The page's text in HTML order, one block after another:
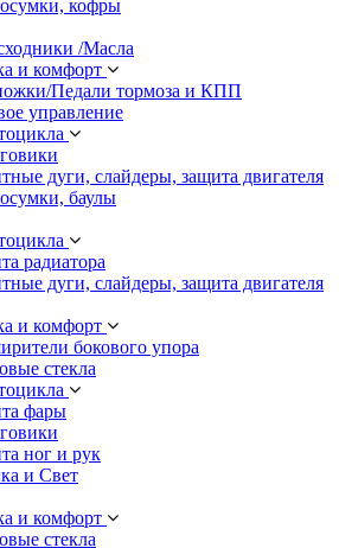
кофры
/Масла
и комфорт
Педали тормоза и КПП
управление
дуги, слайдеры, защита двигателя
баулы
радиатора
дуги, слайдеры, защита двигателя
и комфорт
бокового упора
стекла
фары
ног и рук
и Свет
и комфорт
стекла